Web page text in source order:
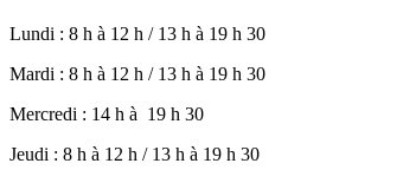
Lundi : 8 h à 12 h / 13 h à 19 h 30
Mardi : 8 h à 12 h / 13 h à 19 h 30
Mercredi : 14 h à 19 h 30
Jeudi : 8 h à 12 h / 13 h à 19 h 30